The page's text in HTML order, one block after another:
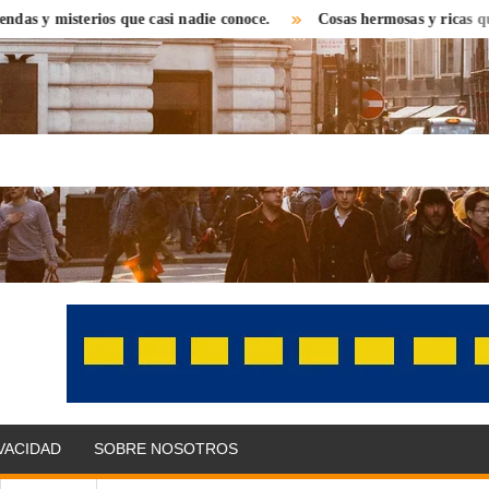
que casi nadie conoce. Cosas hermosas y ricas que
SOBRE NOSOTROS